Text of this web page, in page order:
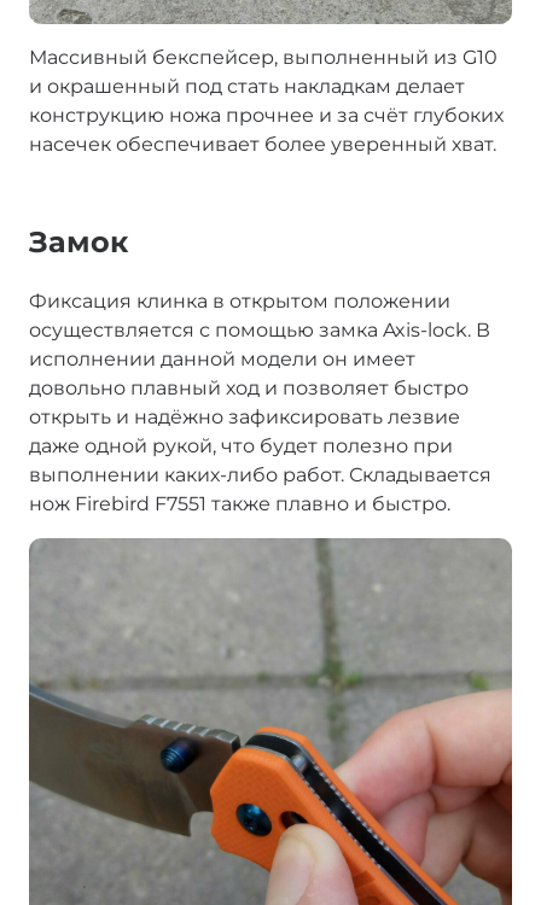
Массивный бекспейсер, выполненный из G10
и окрашенный под стать накладкам делает
конструкцию ножа прочнее и за счёт глубоких
насечек обеспечивает более уверенный хват.
Замок
Фиксация клинка в открытом положении
осуществляется с помощью замка Axis-lock. В
исполнении данной модели он имеет
довольно плавный ход и позволяет быстро
открыть и надёжно зафиксировать лезвие
даже одной рукой, что будет полезно при
выполнении каких-либо работ. Складывается
нож Firebird F7551 также плавно и быстро.